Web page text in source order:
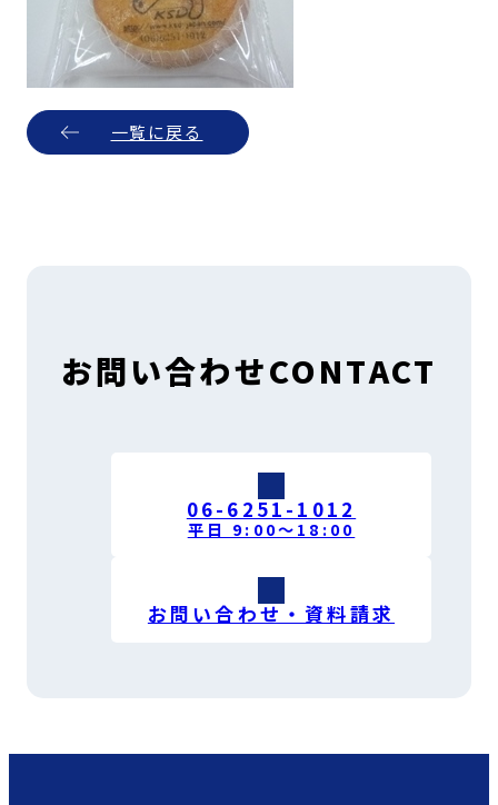
一覧に戻る
お問い合わせCONTACT
06-6251-1012
平日 9:00〜18:00
お問い合わせ・資料請求